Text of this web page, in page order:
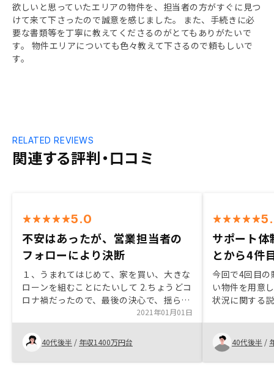
欲しいと思っていたエリアの物件を、担当者の方がすぐに見つ
けて来て下さったので誠意を感じました。 また、手続きに必
要な書類等を丁寧に教えてくださるのがとてもありがたいで
す。 物件エリアについても色々教えて下さるので頼もしいで
す。
関連する評判・口コミ
RELATED REVIEWS
5.0
不安はあったが、営業担当者の
フォローにより決断
１、うまれてはじめて、家を買い、大きな
ローンを組むことにたいして 2.ちょうどコ
ロナ禍だったので、最後の決心で、揺らぐ
こともありましたが、背中をおす、営業の
方のフォローで、購入に至りました。 3、
割引と、三件目の物件としての魅力。とく
に三件目は、社長自らのプレゼンだったこ
ともあり。営業担当の田邉さんと、荒畑さ
2021年01月01日
40代後半 / 年収1400万円台
サポート体
とから4件
今回で4回目
い物件を用意
状況に関する
の皆様も丁寧
くださるので
す。
40代後半 /